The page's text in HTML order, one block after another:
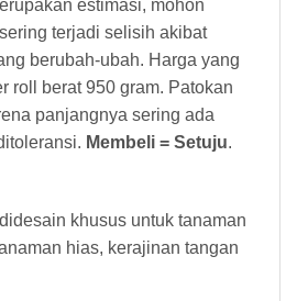
estimasi, mohon
terjadi selisih akibat
berubah-ubah. Harga yang
roll berat 950 gram. Patokan
panjangnya sering ada
Membeli = Setuju.
khusus untuk tanaman
hias, kerajinan tangan